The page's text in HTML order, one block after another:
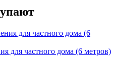
для частного дома (6 метров)